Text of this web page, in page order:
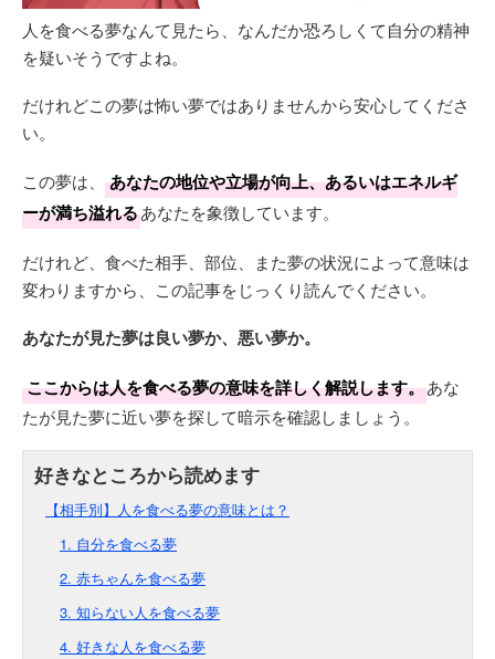
人を食べる夢なんて見たら、なんだか恐ろしくて自分の精神
を疑いそうですよね。
だけれどこの夢は怖い夢ではありませんから安心してくださ
い。
この夢は、
あなたの地位や立場が向上、あるいはエネルギ
ーが満ち溢れるあなたを象徴しています。
だけれど、食べた相手、部位、また夢の状況によって意味は
変わりますから、この記事をじっくり読んでください。
あなたが見た夢は良い夢か、悪い夢か。
ここからは人を食べる夢の意味を詳しく解説します。あな
たが見た夢に近い夢を探して暗示を確認しましょう。
【相手別】人を食べる夢の意味とは？
1. 自分を食べる夢
2. 赤ちゃんを食べる夢
3. 知らない人を食べる夢
4. 好きな人を食べる夢